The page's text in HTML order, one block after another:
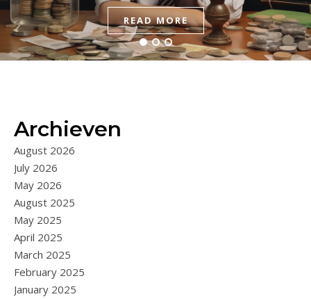
READ MORE
READ MORE
READ MORE
Archieven
August 2026
July 2026
May 2026
August 2025
May 2025
April 2025
March 2025
February 2025
January 2025